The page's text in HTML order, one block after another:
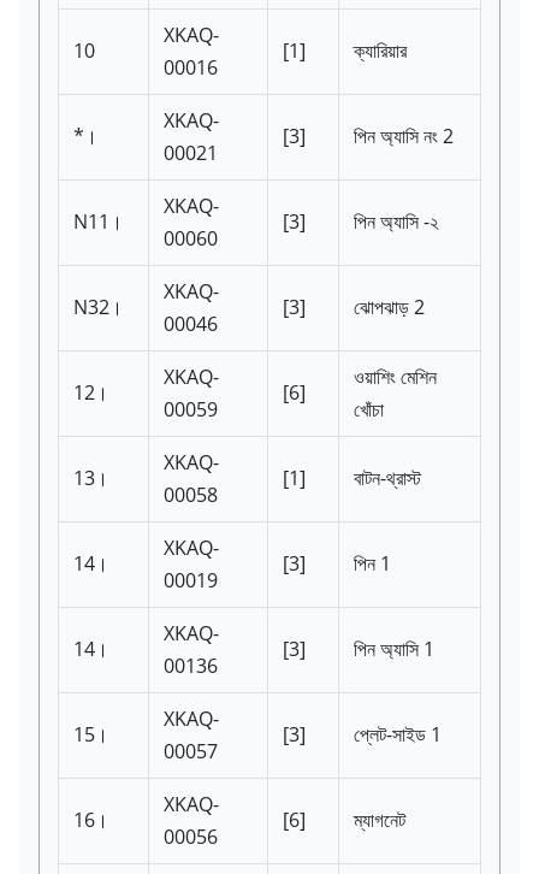
10
XKAQ-
00016
[1] ক্যারিয়ার
*।
XKAQ-
00021
[3] পিন অ্যাসি নং 2
N11।
XKAQ-
00060
[3] পিন অ্যাসি -২
N32।
XKAQ-
00046
[3] ঝোপঝাড় 2
12।
XKAQ-
00059
[6]
ওয়াশিং মেশিন
খোঁচা
13।
XKAQ-
00058
[1] বাটন-থ্রাস্ট
14।
XKAQ-
00019
[3] পিন 1
14।
XKAQ-
00136
[3] পিন অ্যাসি 1
15।
XKAQ-
00057
[3] প্লেট-সাইড 1
16।
XKAQ-
00056
[6] ম্যাগনেট